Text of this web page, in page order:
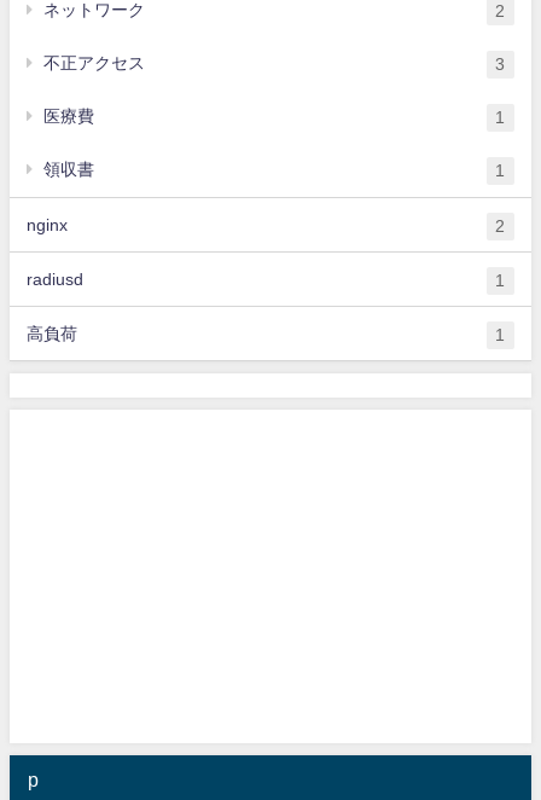
ネットワーク 2
不正アクセス 3
医療費 1
領収書 1
nginx 2
radiusd 1
高負荷 1
p